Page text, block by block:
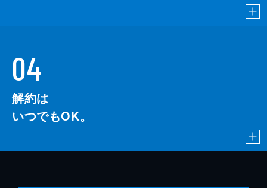
04
解約は
いつでもOK。